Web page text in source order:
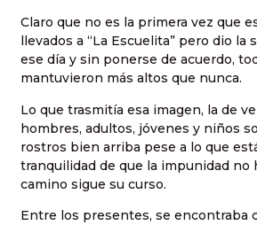
Claro que no es la primera vez que
llevados a “La Escuelita” pero dio la
ese día y sin ponerse de acuerdo,
mantuvieron más altos que nunca.
Lo que trasmitía esa imagen, la de
hombres, adultos, jóvenes y niños
rostros bien arriba pese a lo que
tranquilidad de que la impunidad no
camino sigue su curso.
Entre los presentes, se encontraba